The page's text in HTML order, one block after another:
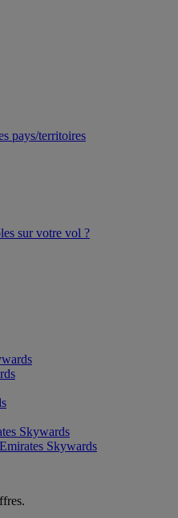
pays/territoires
sur votre vol ?
Skywards
Skywards